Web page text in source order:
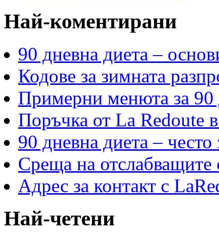
Най-коментирани
90 дневна диета –
Кодове за зимната
Примерни менюта за 90
Поръчка от La Redoute
90 дневна диета –
Среща на отслабващите
Адрес за контакт с
Най-четени